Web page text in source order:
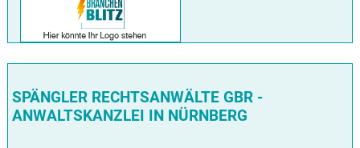
SPÄNGLER RECHTSANWÄLTE GBR -
ANWALTSKANZLEI IN NÜRNBERG